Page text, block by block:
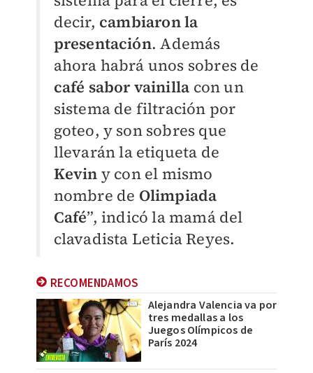
decir, cambiaron la
presentación. Además
ahora habrá unos sobres de
café sabor vainilla con un
sistema de filtración por
goteo, y son sobres que
llevarán la etiqueta de
Kevin y con el mismo
nombre de Olimpiada
Café”, indicó la mamá del
clavadista Leticia Reyes.
RECOMENDAMOS
Alejandra Valencia va por
tres medallas a los
Juegos Olímpicos de
París 2024